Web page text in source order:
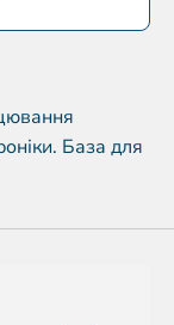
База для